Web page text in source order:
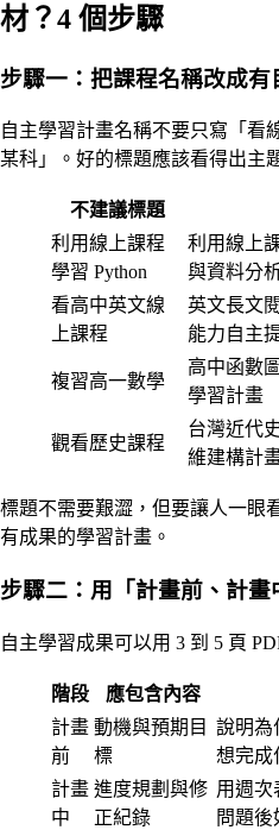
材？4 個步驟
步驟一：把課程名稱改成有
自主學習計畫名稱不要只寫「看
某科」。好的標題應該看得出主
不建議標題
利用線上課程
學習 Python
利用線上
與資料分
看高中英文線
上課程
英文長文
能力自主
複習高一數學
高中函數
學習計畫
觀看歷史課程
台灣近代
維建構計
標題不需要艱澀，但要讓人一眼
有成果的學習計畫。
步驟二：用「計畫前、計
自主學習成果可以用 3 到 5 頁
階段 應包含內容
計畫
前
動機與預期目
標
說明為
想完成
計畫
中
進度規劃與修
正紀錄
用週次
問題後